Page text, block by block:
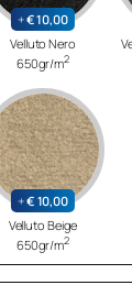
+€10,00
Velluto Nero
650gr/m2
+€ 10,00
Velluto Beige
650gr/m2